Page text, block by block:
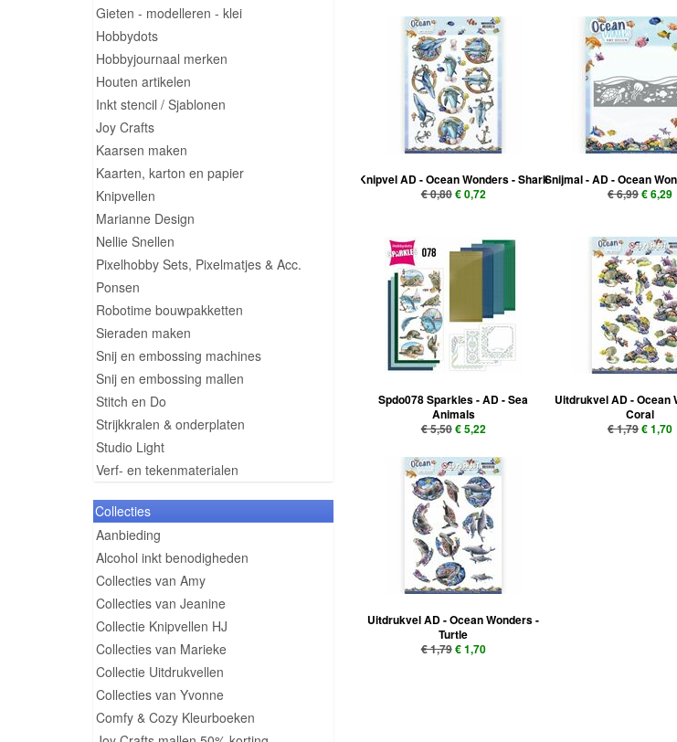
Gieten - modelleren - klei
Hobbydots
Hobbyjournaal merken
Houten artikelen
Inkt stencil / Sjablonen
Joy Crafts
Kaarsen maken
Kaarten, karton en papier
Knipvellen
Marianne Design
Nellie Snellen
Pixelhobby Sets, Pixelmatjes & Acc.
Ponsen
Robotime bouwpakketten
Sieraden maken
Snij en embossing machines
Snij en embossing mallen
Stitch en Do
Strijkkralen & onderplaten
Studio Light
Verf- en tekenmaterialen
Collecties
Aanbieding
Alcohol inkt benodigheden
Collecties van Amy
Collecties van Jeanine
Collectie Knipvellen HJ
Collecties van Marieke
Collectie Uitdrukvellen
Collecties van Yvonne
Comfy & Cozy Kleurboeken
Knipvel AD - Ocean Wonders - Shark
€ 0,80€ 0,72
Snijmal - AD - Ocean
€ 6,99€ 6,29
Spdo078 Sparkles - AD - Sea
Animals
€ 5,50€ 5,22
Uitdrukvel AD - Ocean
Coral
€ 1,79€ 1,70
Uitdrukvel AD - Ocean Wonders -
Turtle
€ 1,79€ 1,70